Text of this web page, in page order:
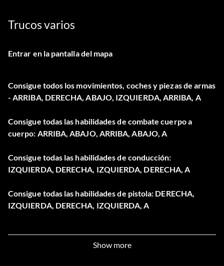
Trucos varios
Entrar en la pantalla del mapa
Consigue todos los movimientos, coches y piezas de armas
- ARRIBA, DERECHA, ABAJO, IZQUIERDA, ARRIBA, A
Consigue todas las habilidades de combate cuerpo a
cuerpo: ARRIBA, ABAJO, ARRIBA, ABAJO, A
Consigue todas las habilidades de conducción:
IZQUIERDA, DERECHA, IZQUIERDA, DERECHA, A
Consigue todas las habilidades de pistola: DERECHA,
IZQUIERDA, DERECHA, IZQUIERDA, A
coche primero - ABAJO, ABAJO, ABAJO, A
Show more